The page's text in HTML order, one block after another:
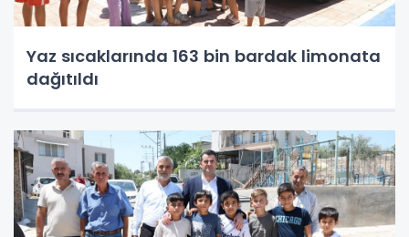
Yaz sıcaklarında 163 bin bardak limonata
dağıtıldı